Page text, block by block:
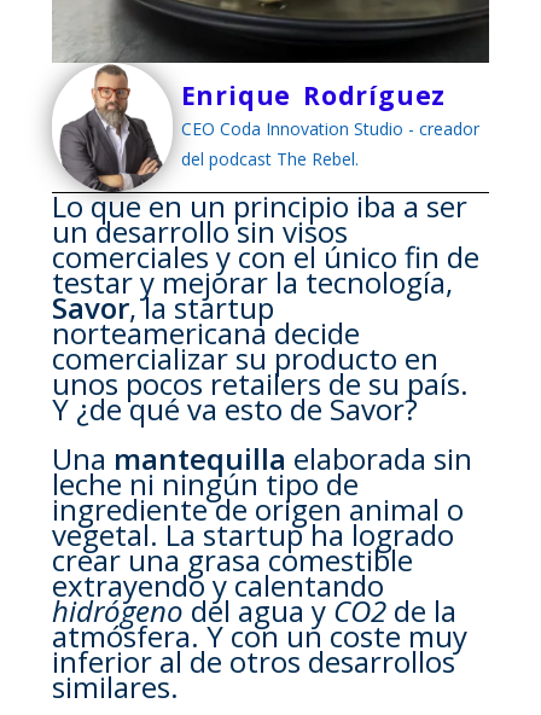
Enrique Rodríguez
CEO Coda Innovation Studio - creador
del podcast The Rebel.
Lo que en un principio iba a ser
un desarrollo sin visos
comerciales y con el único fin de
testar y mejorar la tecnología,
Savor, la startup
norteamericana decide
comercializar su producto en
unos pocos retailers de su país.
Y ¿de qué va esto de Savor?
Una mantequilla elaborada sin
leche ni ningún tipo de
ingrediente de origen animal o
vegetal. La startup ha logrado
crear una grasa comestible
extrayendo y calentando
hidrógenodel agua yCO2de la
atmósfera. Y con un coste muy
inferior al de otros desarrollos
similares.